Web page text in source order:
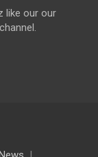
like our our